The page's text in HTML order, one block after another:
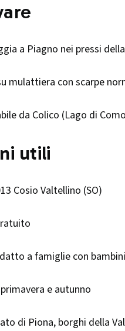
a Piagno nei pressi
mulattiera con scarpe
da Colico (Lago di
utili
Cosio Valtellino (SO)
a famiglie con bambini
e autunno
di Piona, borghi della